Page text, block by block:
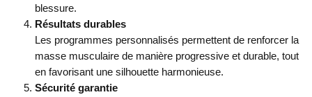
blessure.
Résultats durables
Les programmes personnalisés permettent de renforcer la
masse musculaire de manière progressive et durable, tout
en favorisant une silhouette harmonieuse.
Sécurité garantie